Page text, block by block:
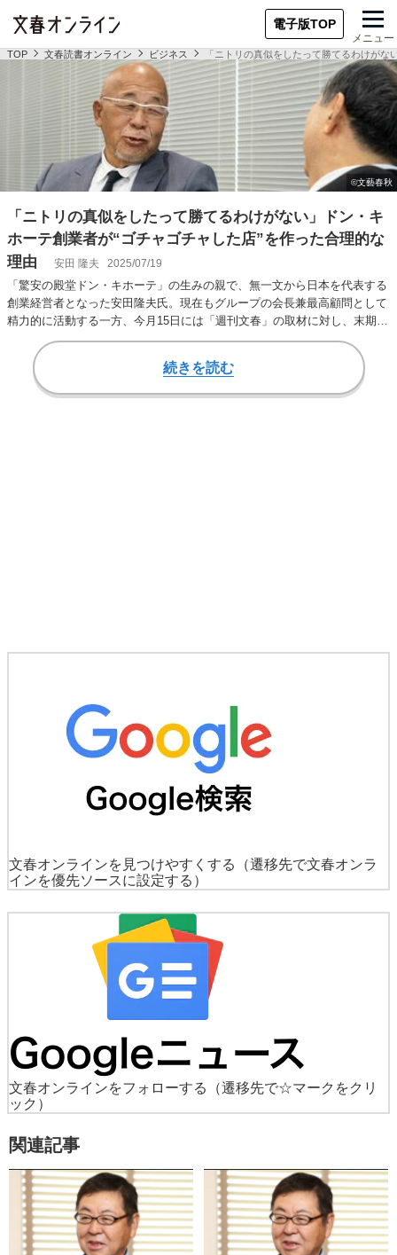
電子版TOP
メニュー
TOP 文春読書オンライン ビジネス 「ニトリの真似をしたって勝てるわけが
「ニトリの真似をしたって勝てるわけがない」ドン・キ
ホーテ創業者が“ゴチャゴチャした店”を作った合理的な
理由
安田 隆夫 2025/07/19
「驚安の殿堂ドン・キホーテ」の生みの親で、無一文から日本を代表する
創業経営者となった安田隆夫氏。現在もグループの会長兼最高顧問として
精力的に活動する一方、今月15日には「週刊文春」の取材に対し、末期が
んの闘病中である…
続きを読む
文春オンラインを見つけやすくする
（遷移先で文春オンラ
インを優先ソースに設定する）
文春オンラインをフォローする
（遷移先で☆マークをクリ
ック）
関連記事